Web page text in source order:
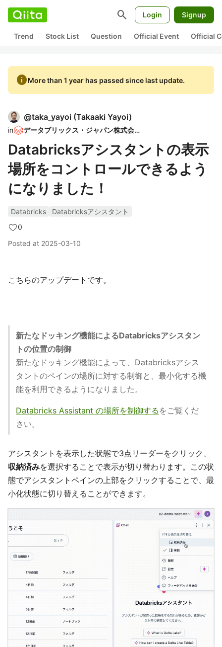
search Login Signup
Trend Stock List Question Official Event Official
infoMore than 1 year has passed since last update.
@taka_yayoi (Takaaki Yayoi)
in データブリックス・ジャパン株式会社
Databricksアシスタントの表示
場所をコントロールできるよう
になりました！
Databricks
Databricksアシスタント
0
Posted at 2025-03-10
こちらのアップデートです。
新たなドッキング機能によるDatabricksアシスタン
トの位置の制御
新たなドッキング機能によって、Databricksアシス
タントのペインの場所に対する制御と、最小化する機
能を利用できるようになりました。
Databricks Assistant の場所を制御する をご覧くだ
さい。
アシスタントを表示した状態で3点リーダーをクリック、
収納済みを選択することで表示が切り替わります。この状
態でアシスタントペインの上部をクリックすることで、最
小化状態に切り替えることができます。